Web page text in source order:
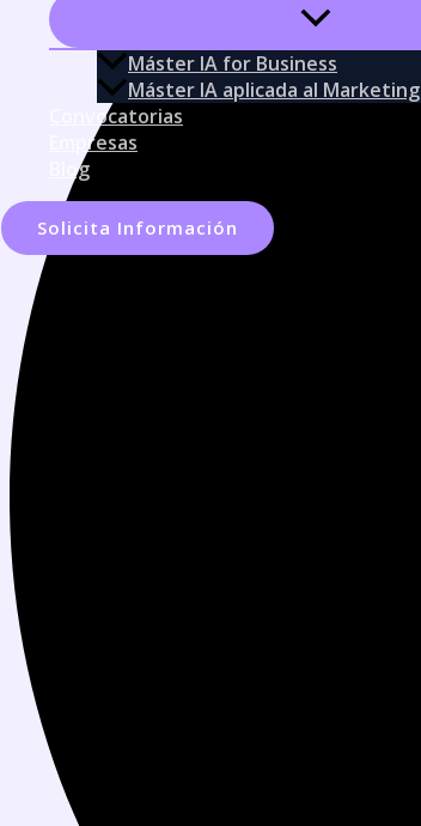
Máster IA for Business
Máster IA aplicada al Marketing
Convocatorias
Empresas
Blog
Solicita Información